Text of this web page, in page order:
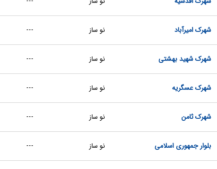
شهرک امیرآباد نو ساز ---
شهرک شهید بهشتی نو ساز ---
شهرک عسگریه نو ساز ---
شهرک ثامن نو ساز ---
بلوار جمهوری اسلامی نو ساز ---